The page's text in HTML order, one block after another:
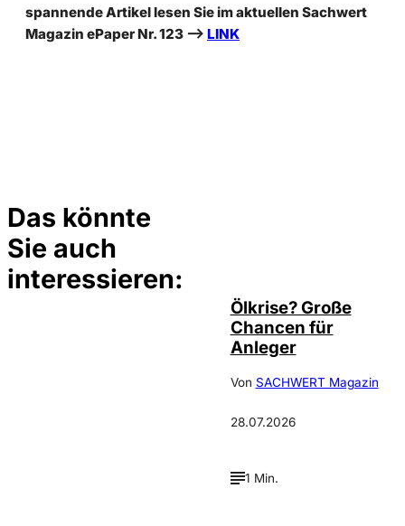
spannende Artikel lesen Sie im aktuellen Sachwert
Magazin ePaper Nr. 123 –> LINK
Das könnte
Sie auch
interessieren:
Ölkrise? Große
Chancen für
Anleger
Von SACHWERT Magazin
28.07.2026
1 Min.